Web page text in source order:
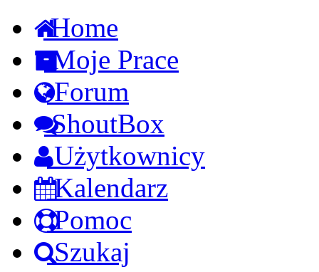
Home
Moje Prace
Forum
ShoutBox
Użytkownicy
Kalendarz
Pomoc
Szukaj